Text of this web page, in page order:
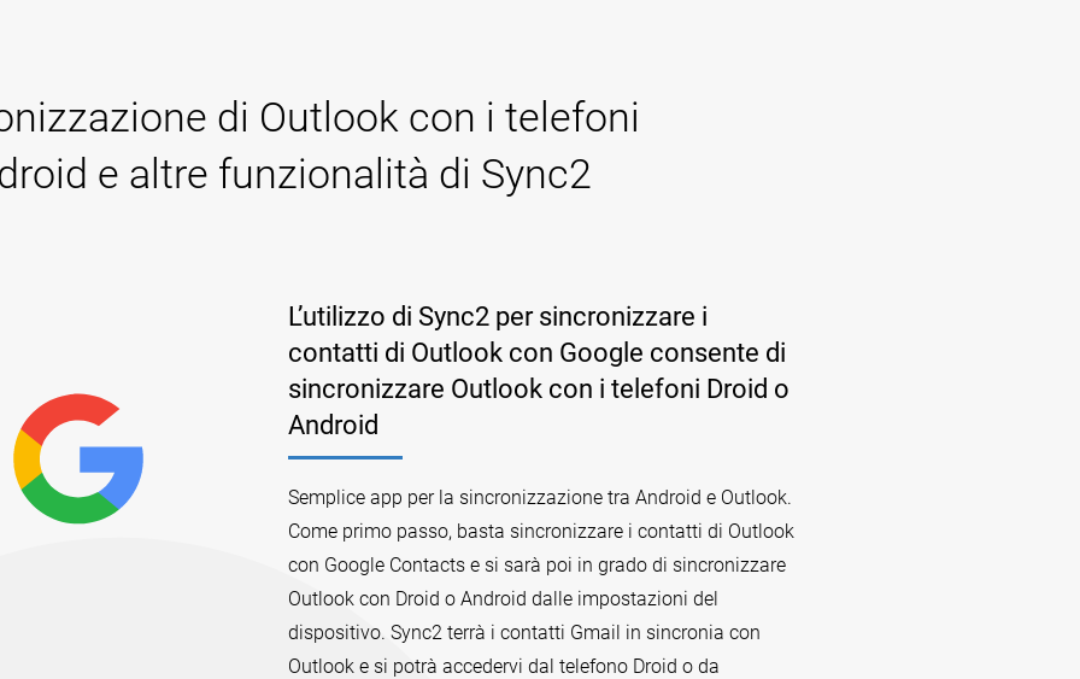
di Outlook con i telefoni
e altre funzionalità di Sync2
L’utilizzo di Sync2 per sincronizzare i
contatti di Outlook con Google consente di
sincronizzare Outlook con i telefoni Droid o
Android
Semplice app per la sincronizzazione tra Android e Outlook.
Come primo passo, basta sincronizzare i contatti di Outlook
con Google Contacts e si sarà poi in grado di sincronizzare
Outlook con Droid o Android dalle impostazioni del
dispositivo. Sync2 terrà i contatti Gmail in sincronia con
Outlook e si potrà accedervi dal telefono Droid o da